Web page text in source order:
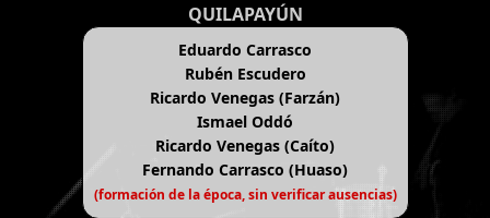
QUILAPAYÚN
Eduardo Carrasco
Rubén Escudero
Ricardo Venegas (Farzán)
Ismael Oddó
Ricardo Venegas (Caíto)
Fernando Carrasco (Huaso)
(formación de la época, sin verificar ausencias)